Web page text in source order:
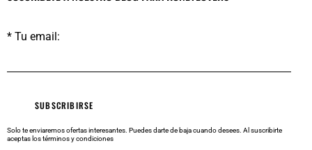
* Tu email:
Solo te enviaremos ofertas interesantes. Puedes darte de baja cuando desees. Al suscribirte
aceptas lostérminos y condiciones